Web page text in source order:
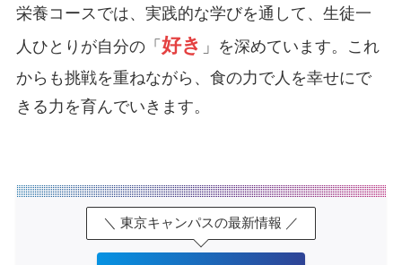
栄養コースでは、実践的な学びを通して、生徒一
人ひとりが自分の「 好き 」を深めています。これ
からも挑戦を重ねながら、食の力で人を幸せにで
きる力を育んでいきます。
＼ 東京キャンパスの最新情報 ／